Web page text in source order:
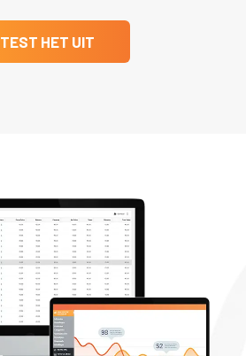
TEST HET UIT